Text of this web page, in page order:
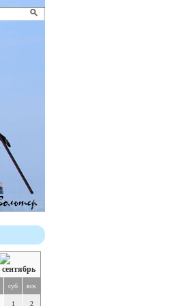
суб вск
1 2